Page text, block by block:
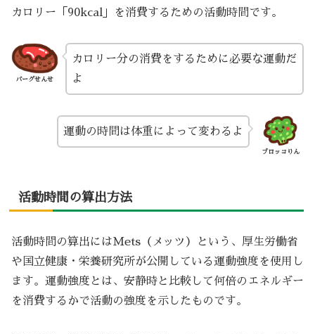
カロリー「90kcal」を消費するための活動時間です。
バーグせんせ
カロリー分の消費をするために必要な運動だ
よ
ブロッコりん
運動の時間は体重によって変わるよ
活動時間の算出方法
活動時間の算出にはMets（メッツ）という、厚生労働省
や国立健康・栄養研究所が公開している運動強度を使用し
ます。運動強度とは、安静時と比較して何倍のエネルギー
を消費するかで活動の強度を示したものです。